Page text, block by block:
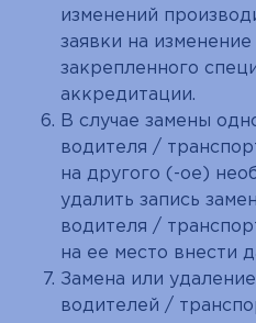
изменений
заявки на
закрепленного
аккредитации.
В случае замены
водителя /
на другого (-ое)
удалить запись
водителя /
на ее место внести
Замена или
водителей /